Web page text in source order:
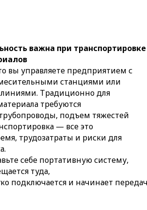
важна при транспортировке
вы управляете предприятием с
станциями или
Традиционно для
требуются
подъем тяжестей
— все это
трудозатраты и риски для
себе портативную систему,
туда,
подключается и начинает